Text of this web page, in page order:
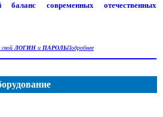
баланс современных отечественных
свойЛОГИН и ПАРОЛЬПодробнее